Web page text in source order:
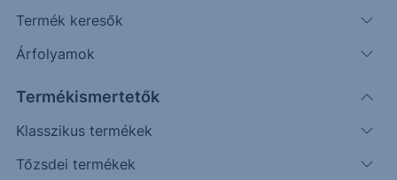
Termék keresők
Árfolyamok
Termékismertetők
Klasszikus termékek
Tőzsdei termékek
Timeframe
Ellenállások